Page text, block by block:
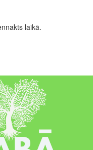
laikā.